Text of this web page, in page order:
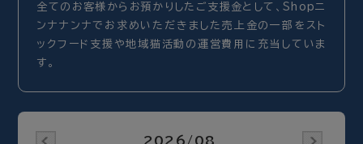
全てのお客様からお預かりしたご支援金として、Shopニ
ンナナンナでお求めいただきました売上金の一部をスト
ックフード支援や地域猫活動の運営費用に充当していま
す。
2026/08